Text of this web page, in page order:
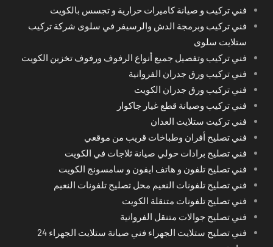
فني تركيب و صيانة كاميرات حرارية و تجسس بالكويت
فني تركيب وبرمجة الدش والرسيفر في سلوى شركة تركيب
ستلايت سلوى
فني تركيب وتفصيل جميع أنواع الرفوف ورفوف تخزين الكويت
فني تركيب ورق جدران الفروانية
فني تركيب ورق جدران الكويت
فني تركيب وصيانة قطع غيار جاكوار
فني تركيت ستلايت العدان
فني تصليح أفران وطباخات قريب من موقعي
فني تصليح برادات حولي صيانة ثلاجات في الكويت
فني تصليح تلفون و هاتف ايفون و سامسونج الكويت
فني تصليح تلفونات النعيم محل تصليح تلفونات النعيم
فني تصليح تلفونات متنقلة الكويت
فني تصليح جوالات متنقل الفروانية
فني تصليح ستلايت الجهراء فني صيانة ستلايت الجهراء 24